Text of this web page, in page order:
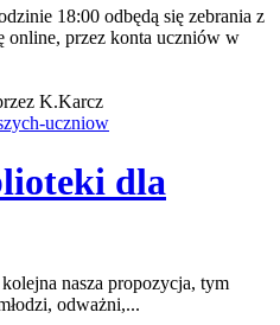
18:00 odbędą się zebrania z
online, przez konta uczniów w
K.Karcz
dla
nasza propozycja, tym
odważni,...